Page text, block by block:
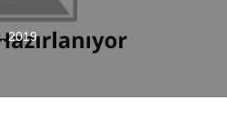
2019